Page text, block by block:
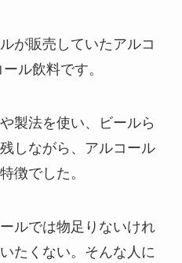
が販売していたアルコ
ル飲料です。
製法を使い、ビールら
しながら、アルコール
徴でした。
ルでは物足りないけれ
たくない。そんな人に